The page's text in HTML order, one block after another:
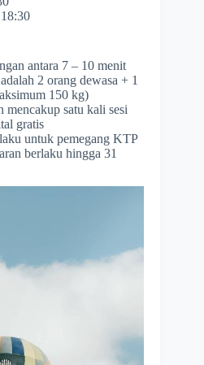
antara 7 – 10 menit
2 orang dewasa + 1
150 kg)
mencakup satu kali sesi
gratis
untuk pemegang KTP
berlaku hingga 31